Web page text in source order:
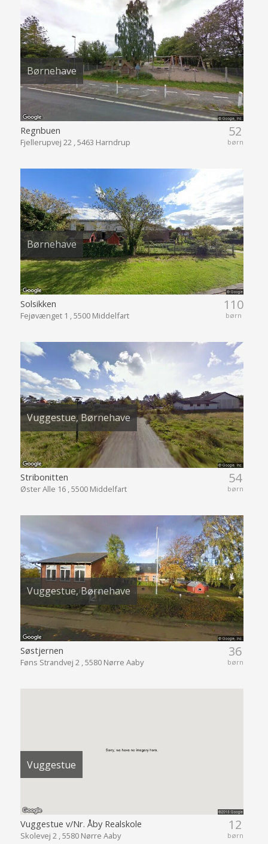
Børnehave
52
børn
Regnbuen
Fjellerupvej 22 , 5463 Harndrup
Børnehave
110
børn
Solsikken
Fejøvænget 1 , 5500 Middelfart
Vuggestue, Børnehave
54
børn
Stribonitten
Øster Alle 16 , 5500 Middelfart
Vuggestue, Børnehave
36
børn
Søstjernen
Føns Strandvej 2 , 5580 Nørre Aaby
Vuggestue
12
børn
Vuggestue v/Nr. Åby Realskole
Skolevej 2 , 5580 Nørre Aaby